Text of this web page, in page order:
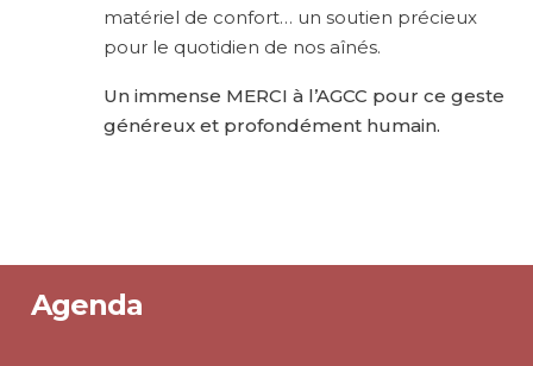
matériel de confort… un soutien précieux
pour le quotidien de nos aînés.
Un immense MERCI à l’AGCC pour ce geste
généreux et profondément humain.
Agenda